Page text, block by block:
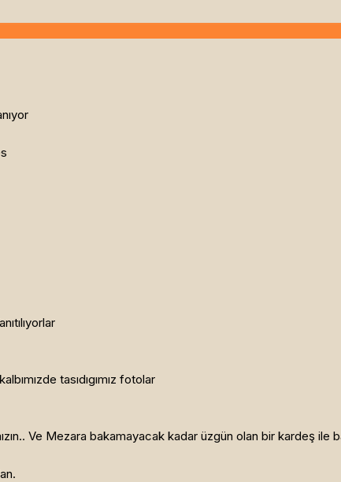
tasıdıgımız fotolar
Ve Mezara bakamayacak kadar üzgün olan bir kardeş ile